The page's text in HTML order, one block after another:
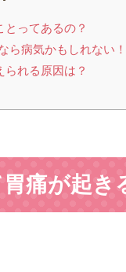
ってあるの？
ら病気かもしれない！
れる原因は？
胃痛が起き